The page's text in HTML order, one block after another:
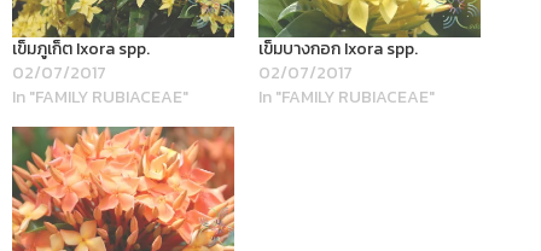
เข็มภูเก็ต Ixora spp.
02/07/2017
In "FAMILY RUBIACEAE"
เข็มบางกอก Ixora spp.
02/07/2017
In "FAMILY RUBIACEAE"